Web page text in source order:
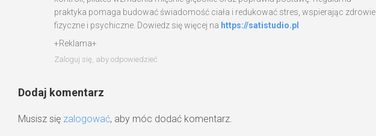
praktyka pomaga budować świadomość ciała i redukować stres, wspierając zdrowie
fizyczne i psychiczne. Dowiedz się więcej na https://satistudio.pl
+Reklama+
Zaloguj się, aby odpowiedzieć
Dodaj komentarz
Musisz się zalogować, aby móc dodać komentarz.